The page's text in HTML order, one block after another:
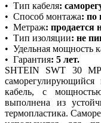
• Тип кабеля:
• Способ монтажа: по
• Метраж: продается
• Тип изоляции: не
• Удельная мощность
• Гарантия: 5 лет.
SHTEIN SWT 30
саморегулирующийся
кабель, с
выполнена из
термопластика.